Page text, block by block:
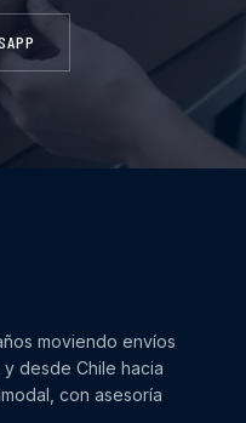
moviendo envíos
desde Chile hacia
con asesoría